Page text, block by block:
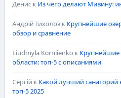
Дениск Из чего делают Мивину:
Андрій Тихолозк Крупнейшие
обзор и сравнение
Liudmyla Korniienko к Крупнейшие
области: топ-5 с описаниями
Сергійк Какой лучший санаторий
топ-5 2025